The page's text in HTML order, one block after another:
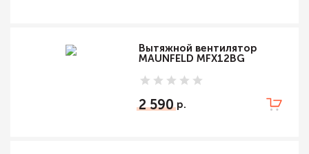
Вытяжной вентилятор
MAUNFELD MFX12BG
2 590